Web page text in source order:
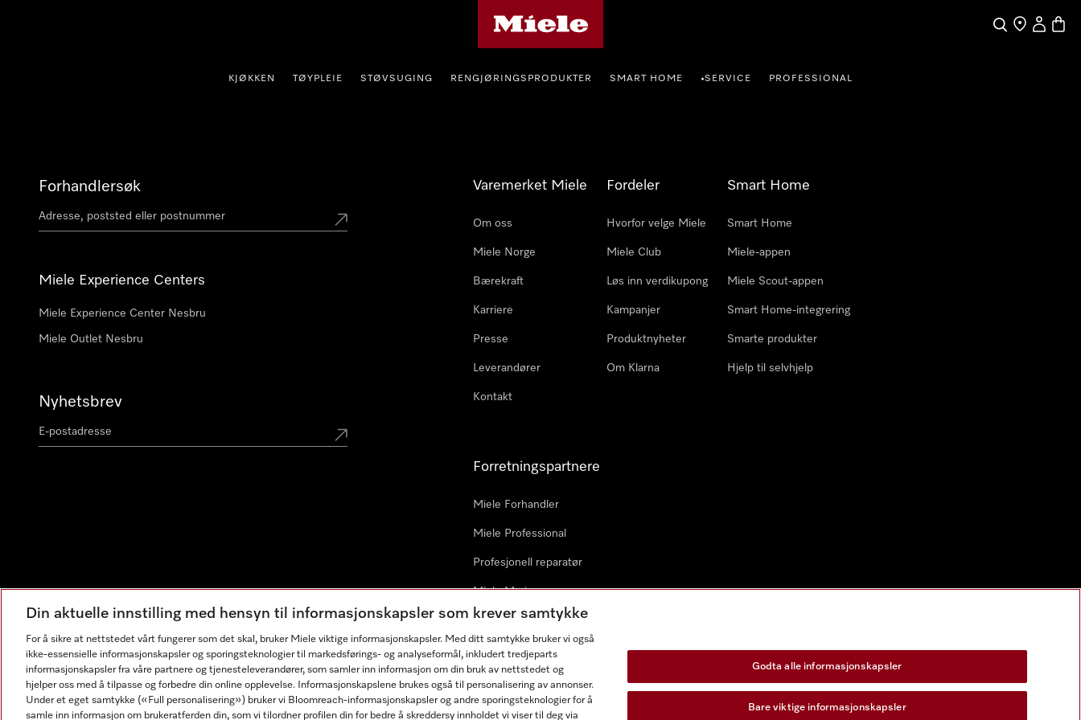
Søk
Finn enMin Konto
KJØKKEN TØYPLEIE STØVSUGING RENGJØRINGSPRODUKTER SMART HOME •SERVICE PROFESSIONAL
Forhandlersøk
Miele Experience Centers
Miele Experience Center Nesbru
Miele Outlet Nesbru
Nyhetsbrev
Varemerket Miele
Om oss
Miele Norge
Bærekraft
Karriere
Presse
Leverandører
Kontakt
Fordeler
Hvorfor velge Miele
Miele Club
Løs inn verdikupong
Kampanjer
Produktnyheter
Om Klarna
Smart Home
Smart Home
Miele-appen
Miele Scout-appen
Smart Home-integrering
Smarte produkter
Hjelp til selvhjelp
Forretningspartnere
Miele Forhandler
Miele Professional
Profesjonell reparatør
Miele Marine
Arkitekter & byggherrer
Din aktuelle innstilling med hensyn til informasjonskapsler som krever samtykke
For å sikre at nettstedet vårt fungerer som det skal, bruker Miele viktige informasjonskapsler. Med ditt samtykke bruker vi også
ikke-essensielle informasjonskapsler og sporingsteknologier til markedsførings- og analyseformål, inkludert tredjeparts
informasjonskapsler fra våre partnere og tjenesteleverandører, som samler inn informasjon om din bruk av nettstedet og
hjelper oss med å tilpasse og forbedre din online opplevelse. Informasjonskapslene brukes også til personalisering av annonser.
Under et eget samtykke («Full personalisering») bruker vi Bloomreach-informasjonskapsler og andre sporingsteknologier for å
samle inn informasjon om brukeratferden din, som vi tilordner profilen din for bedre å skreddersy innholdet vi viser til deg via
Godta alle informasjonskapsler
Bare viktige informasjonskapsler